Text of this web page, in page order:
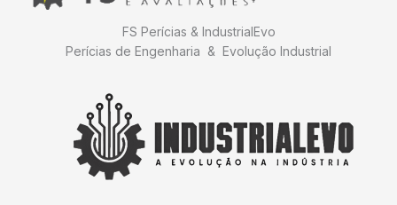
FS Perícias & IndustrialEvo
Perícias de Engenharia & Evolução Industrial